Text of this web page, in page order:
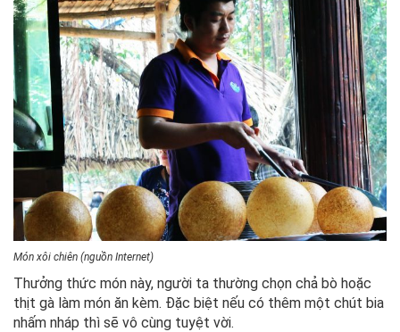
Món xôi chiên (nguồn Internet)
Thưởng thức món này, người ta thường chọn chả bò hoặc
thịt gà làm món ăn kèm. Đặc biệt nếu có thêm một chút bia
nhấm nháp thì sẽ vô cùng tuyệt vời.